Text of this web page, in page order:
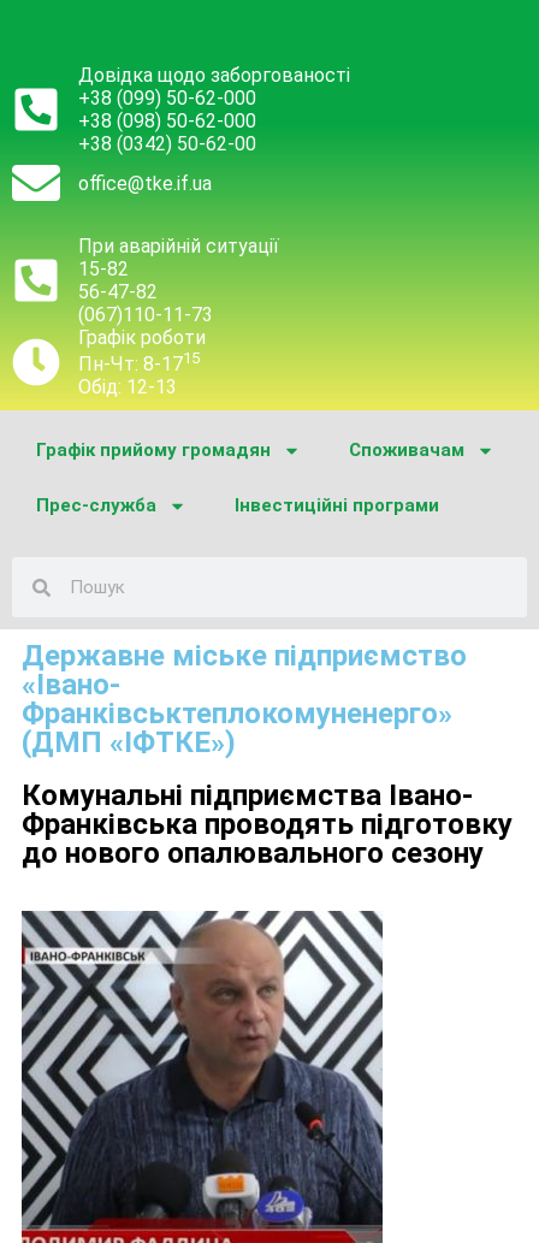
Довідка щодо заборгованості
+38 (099) 50-62-000
+38 (098) 50-62-000
+38 (0342) 50-62-00
office@tke.if.ua
При аварійній ситуації
15-82
56-47-82
(067)110-11-73
Графік роботи
Пн-Чт: 8-1715
Обід: 12-13
Графік прийому громадян Споживачам
Прес-служба Інвестиційні програми
Державне міське підприємство
«Івано-
Франківськтеплокомуненерго»
(ДМП «ІФТКЕ»)
Комунальні підприємства Івано-
Франківська проводять підготовку
до нового опалювального сезону